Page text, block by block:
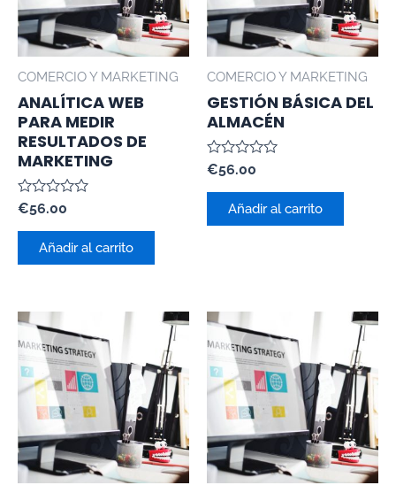
COMERCIO Y MARKETING
ANALÍTICA WEB
PARA MEDIR
RESULTADOS DE
MARKETING
Valorado
con
0
€56.00
Añadir al carrito
COMERCIO Y MARKETING
GESTIÓN BÁSICA DEL
ALMACÉN
Valorado
con
0
€56.00
Añadir al carrito